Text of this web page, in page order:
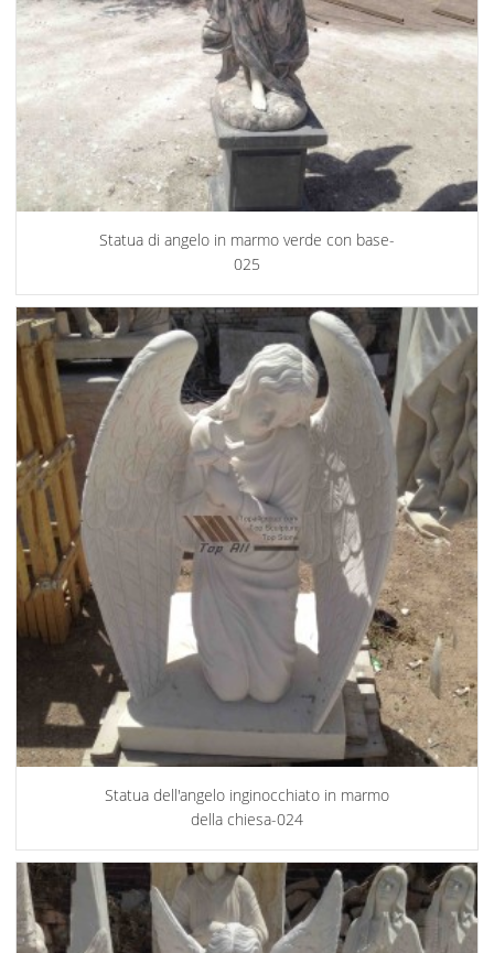
Statua di angelo in marmo verde con base-
025
Statua dell'angelo inginocchiato in marmo
della chiesa-024